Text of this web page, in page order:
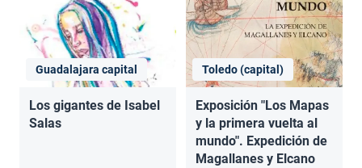
Guadalajara capital
Los gigantes de Isabel
Salas
Toledo (capital)
Exposición "Los Mapas
y la primera vuelta al
mundo". Expedición de
Magallanes y Elcano